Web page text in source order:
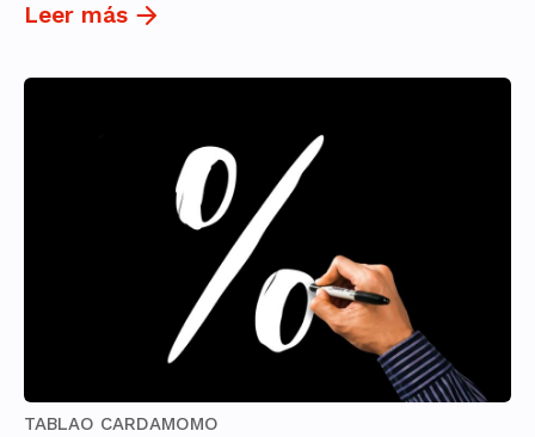
Leer más
TABLAO CARDAMOMO